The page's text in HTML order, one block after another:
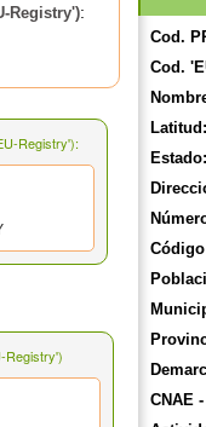
Registry'):
Registry'):
Registry')
Cod.
Cod.
Latitud:
Estado:
CNAE